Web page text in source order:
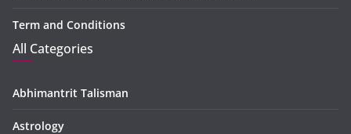
Term and Conditions
All Categories
Abhimantrit Talisman
Astrology